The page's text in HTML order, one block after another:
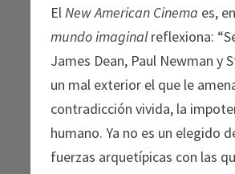
ElNew American Cinema es,
mundo imaginalreflexiona:
James Dean, Paul Newman y
un mal exterior el que le
contradicción vivida, la
humano. Ya no es un elegido
fuerzas arquetípicas con las